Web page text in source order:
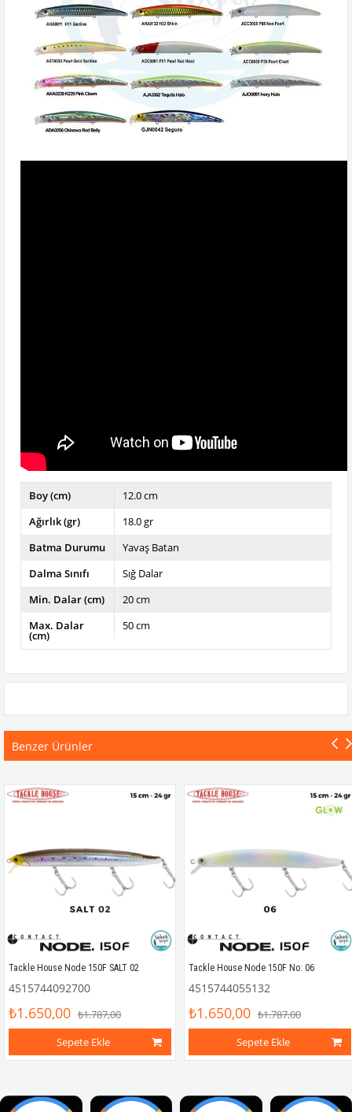
Boy (cm)
12.0 cm
Ağırlık (gr)
18.0 gr
Batma Durumu
Yavaş Batan
Dalma Sınıfı
Sığ Dalar
Min. Dalar (cm)
20 cm
Max. Dalar
(cm)
50 cm
Benzer Ürünler
Tackle House Node 150F SALT 02
4515744092700
₺1.650,00 ₺1.787,00
Sepete Ekle
Tackle House Node 150F No: 06
4515744055132
₺1.650,00 ₺1.787,00
Sepete Ekle